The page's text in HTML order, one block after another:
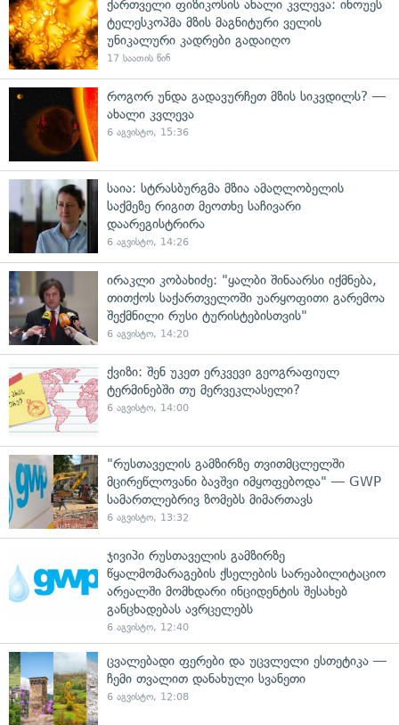
ქართველი ფიზიკოსის ახალი კვლევა: ინოუეს
ტელესკოპმა მზის მაგნიტური ველის
უნიკალური კადრები გადაიღო
17 საათის წინ
როგორ უნდა გადავურჩეთ მზის სიკვდილს? —
ახალი კვლევა
6 აგვისტო, 15:36
საია: სტრასბურგმა მზია ამაღლობელის
საქმეზე რიგით მეოთხე საჩივარი
დაარეგისტრირა
6 აგვისტო, 14:26
ირაკლი კობახიძე: "ყალბი შინაარსი იქმნება,
თითქოს საქართველოში უარყოფითი გარემოა
შექმნილი რუსი ტურისტებისთვის"
6 აგვისტო, 14:20
ქვიზი: შენ უკეთ ერკვევი გეოგრაფიულ
ტერმინებში თუ მერვეკლასელი?
6 აგვისტო, 14:00
"რუსთაველის გამზირზე თვითმცლელში
მცირეწლოვანი ბავშვი იმყოფებოდა" — GWP
სამართლებრივ ზომებს მიმართავს
6 აგვისტო, 13:32
ჯივიპი რუსთაველის გამზირზე
წყალმომარაგების ქსელების სარეაბილიტაციო
არეალში მომხდარი ინციდენტის შესახებ
განცხადებას ავრცელებს
6 აგვისტო, 12:40
ცვალებადი ფერები და უცვლელი ესთეტიკა —
ჩემი თვალით დანახული სვანეთი
6 აგვისტო, 12:08